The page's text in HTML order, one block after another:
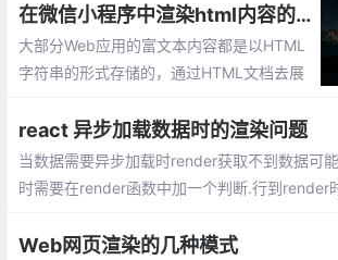
（SEO），利于被网页爬虫抓取数据，多见
于电商网站商品信息获取等。客户端渲染不
利于搜索引擎优化
在微信小程序中渲染html内容的实现
大部分Web应用的富文本内容都是以HTML
字符串的形式存储的，通过HTML文档去展
小程序（下文简称为「小程序」）中，应当
如何渲染这部分内容呢？
react 异步加载数据时的渲染问题
当数据需要异步加载时render获取不到数据可
时需要在render函数中加一个判断.行到render
时
Web网页渲染的几种模式